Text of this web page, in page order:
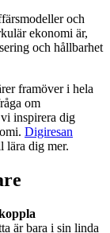
och
ekonomi är,
och hållbarhet
framöver i hela
om
inspirera dig
Digiresan
lära dig mer.
är bara i sin linda